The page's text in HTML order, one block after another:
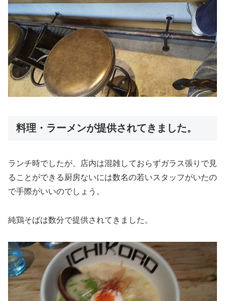
料理・ラーメンが提供されてきました。
ランチ時でしたが、店内は混雑しておらずガラス張りで見
ることができる厨房ないには数名の若いスタッフがいたの
で手際がいいのでしょう。
純鶏そばは数分で提供されてきました。